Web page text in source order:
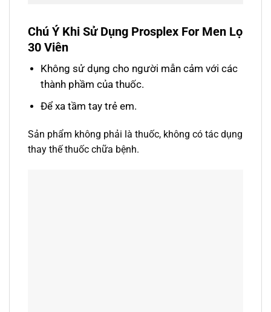
Chú Ý Khi Sử Dụng Prosplex For Men Lọ
30 Viên
Không sử dụng cho người mẫn cảm với các
thành phầm của thuốc.
Để xa tầm tay trẻ em.
Sản phẩm không phải là thuốc, không có tác dụng
thay thế thuốc chữa bệnh.